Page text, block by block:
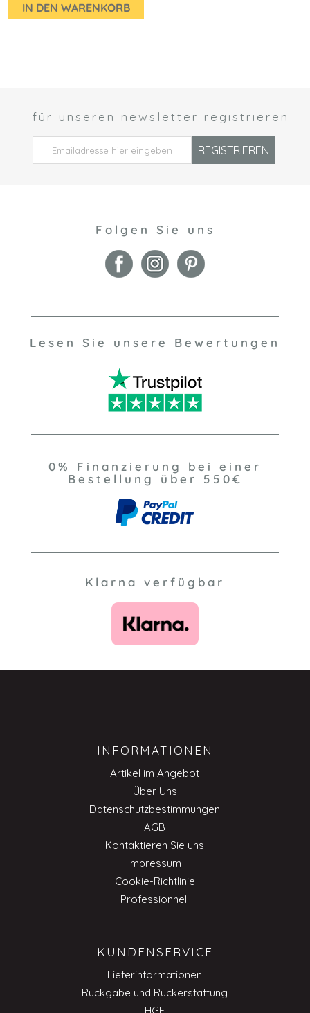
IN DEN WARENKORB
für unseren newsletter registrieren
REGISTRIEREN
Folgen Sie uns
Lesen Sie unsere Bewertungen
0% Finanzierung bei einer
Bestellung über 550€
Klarna verfügbar
INFORMATIONEN
Artikel im Angebot
Über Uns
Datenschutzbestimmungen
AGB
Kontaktieren Sie uns
Impressum
Cookie-Richtlinie
Professionnell
KUNDENSERVICE
Lieferinformationen
Rückgabe und Rückerstattung
HGF